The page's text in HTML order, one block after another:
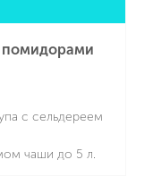
помидорами
с сельдереем
чаши до 5 л.